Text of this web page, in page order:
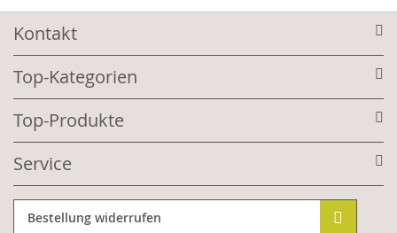
Kontakt
Top-Kategorien
Top-Produkte
Service
Bestellung widerrufen